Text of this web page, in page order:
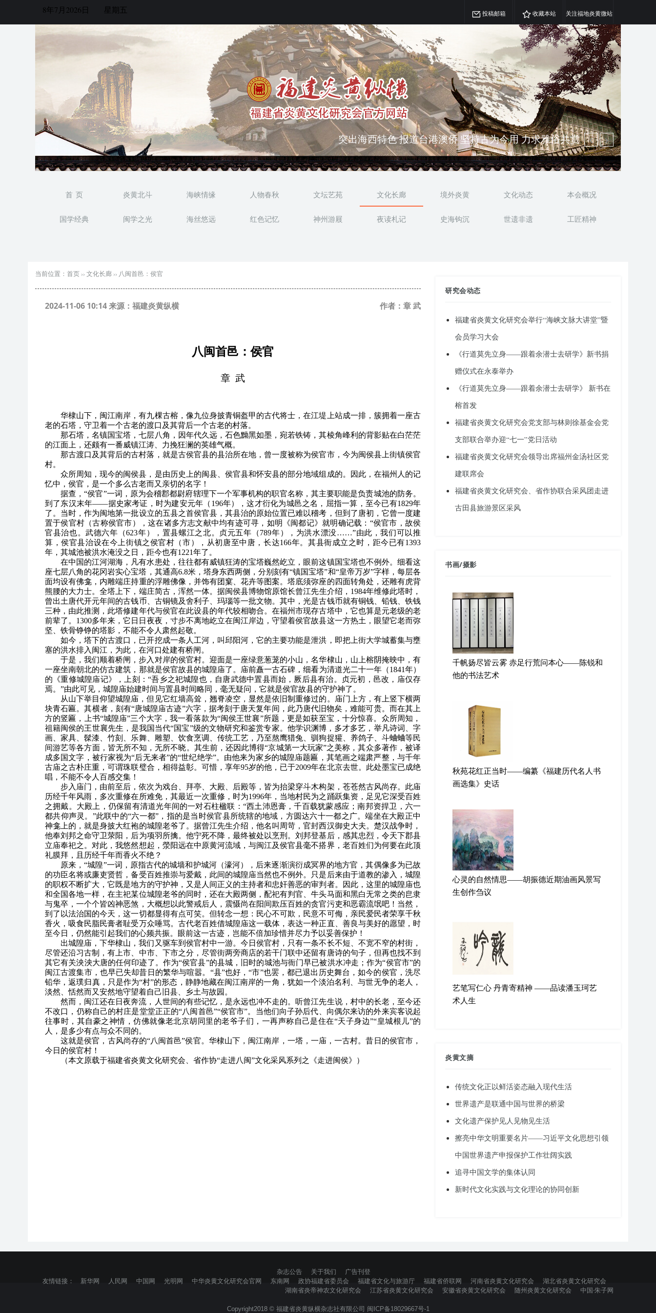
8年7月2026日 星期五 投稿邮箱 收藏本站 关注福地炎黄微站
突出海西特色 报道台港澳侨 坚持古为今用 力求雅俗共赏
弘扬优秀文化 振奋民族精神 介绍民族瑰宝 宣传中华精英
首 页 炎黄北斗 海峡情缘 人物春秋 文坛艺苑 文化长廊 境外炎黄 文化动态 本会概况
国学经典 闽学之光 海丝悠远 红色记忆 神州游屐 夜读札记 史海钩沉 世遗非遗 工匠精神
当前位置： 首页 ›› 文化长廊 ›› 八闽首邑：侯官
2024-11-06 10:14 来源：福建炎黄纵横 作者：章 武
八闽首邑：侯官
章 武
华棣山下，闽江南岸，有九棵古榕，像九位身披青铜盔甲的古代将士，在江堤上站成一排，簇拥着一座古
老的石塔，守卫着一个古老的渡口及其背后一个古老的村落。
那石塔，名镇国宝塔，七层八角，因年代久远，石色黝黑如墨，宛若铁铸，其棱角峰利的背影贴在白茫茫
的江面上，还颇有一番威镇江涛、力挽狂澜的英雄气概。
那古渡口及其背后的古村落，就是古侯官县的县治所在地，曾一度被称为侯官市，今为闽侯县上街镇侯官
村。
众所周知，现今的闽侯县，是由历史上的闽县、侯官县和怀安县的部分地域组成的。因此，在福州人的记
忆中，侯官，是一个多么古老而又亲切的名字！
据查，“侯官”一词，原为会稽郡都尉府辖理下一个军事机构的职官名称，其主要职能是负责城池的防务。
到了东汉末年——据史家考证，时为建安元年（196年），这才衍化为城邑之名，屈指一算，至今已有1829年
了。当时，作为闽地第一批设立的五县之首侯官县，其县治的原始位置已难以稽考，但到了唐初，它曾一度建
置于侯官村（古称侯官市），这在诸多方志文献中均有迹可寻，如明《闽都记》就明确记载：“侯官市，故侯
官县治也。武德六年（623年），置县螺江之北。贞元五年（789年），为洪水漂没……”由此，我们可以推
算，侯官县治设在今上街镇之侯官村（市），从初唐至中唐，长达166年。其县衙成立之时，距今已有1393
年，其城池被洪水淹没之日，距今也有1221年了。
在中国的江河湖海，凡有水患处，往往都有威镇狂涛的宝塔巍然屹立，眼前这镇国宝塔也不例外。细看这
座七层八角的花冈岩实心宝塔，其通高6.8米，塔身东西两侧，分别刻有“镇国宝塔”和“皇帝万岁”字样，每层各
面均设有佛龛，内雕端庄持重的浮雕佛像，并饰有团窠、花卉等图案。塔底须弥座的四面转角处，还雕有虎背
熊腰的大力士。全塔上下，端庄简古，浑然一体。据闽侯县博物馆原馆长曾江先生介绍，1984年维修此塔时，
曾出土唐代开元年间的古钱币、古铜镜及舍利子、玛瑙等一批文物。其中，光是古钱币就有铜钱、铅钱、铁钱
三种，由此推测，此塔修建年代与侯官在此设县的年代较相吻合。在福州市现存古塔中，它也算是元老级的老
前辈了。1300多年来，它日日夜夜，寸步不离地屹立在闽江岸边，守望着侯官故县这一方热土，眼望它老而弥
坚、铁骨铮铮的塔影，不能不令人肃然起敬。
如今，塔下的古渡口，已开挖成一条人工河，叫邱阳河，它的主要功能是泄洪，即把上街大学城蓄集与壅
塞的洪水排入闽江，为此，在河口处建有桥闸。
于是，我们顺着桥闸，步入对岸的侯官村。迎面是一座绿意葱茏的小山，名华棣山，山上榕阴掩映中，有
一座坐南朝北的仿古建筑，那就是侯官故县的城隍庙了。庙前矗一古石碑，细看为清道光二十一年（1841年）
的《重修城隍庙记》，上刻：“吾乡之祀城隍也，自唐武德中置县而始，厥后县有治。贞元初，邑改，庙仅存
焉。”由此可见，城隍庙始建时间与置县时间略同，毫无疑问，它就是侯官故县的守护神了。
从山下举目仰望城隍庙，但见它红墙高耸，翘脊凌空，显然是依旧制重修过的。庙门上方，有上竖下横两
块青石匾。其横者，刻有“唐城隍庙古迹”六字，据考刻于唐天复年间，此乃唐代旧物矣，难能可贵。而在其上
方的竖匾，上书“城隍庙”三个大字，我一看落款为“闽侯王世襄”所题，更是如获至宝，十分惊喜。众所周知，
祖籍闽侯的王世襄先生，是我国当代“国宝”级的文物研究和鉴赏专家。他学识渊博，多才多艺，举凡诗词、字
画、家具、髹漆、竹刻、乐舞、雕塑、饮食烹调、传统工艺，乃至熬鹰猎兔、驯狗捉獾、养鸽子、斗蛐蛐等民
间游艺等各方面，皆无所不知，无所不晓。其生前，还因此博得“京城第一大玩家”之美称，其众多著作，被译
成多国文字，被行家视为“后无来者”的“世纪绝学”。由他来为家乡的城隍庙题匾，其笔画之端肃严整，与千年
古庙之古朴庄重，可谓珠联璧合，相得益彰。可惜，享年95岁的他，已于2009年在北京去世。此处墨宝已成绝
唱，不能不令人百感交集！
步入庙门，由前至后，依次为戏台、拜亭、大殿、后殿等，皆为抬梁穿斗木构架，苍苍然古风尚存。此庙
历经千年风雨，多次重修在所难免，其最近一次重修，时为1996年，当地村民为之踊跃集资，足见它深受百姓
之拥戴。大殿上，仍保留有清道光年间的一对石柱楹联：“西土沛恩膏，千百载犹蒙感应；南邦资捍卫，六一
都共仰声灵。”此联中的“六一都”，指的是当时侯官县所统辖的地域，方圆达六十一都之广。端坐在大殿正中
神龛上的，就是身披大红袍的城隍老爷了。据曾江先生介绍，他名叫周苛，官封西汉御史大夫。楚汉战争时，
他奉刘邦之命守卫荥阳，后为项羽所擒。他宁死不降，最终被处以烹刑。刘邦登基后，感其忠烈，令天下郡县
立庙奉祀之。对此，我悠然想起，滎阳远在中原黄河流域，与闽江及侯官县毫不搭界，老百姓们为何要在此顶
礼膜拜，且历经千年而香火不绝？
原来，“城隍”一词，原指古代的城墙和护城河（濠河），后来逐渐演衍成冥界的地方官，其偶像多为已故
的功臣名将或廉吏贤哲，备受百姓推崇与爱戴，此间的城隍庙当然也不例外。只是后来由于道教的渗入，城隍
的职权不断扩大，它既是地方的守护神，又是人间正义的主持者和忠奸善恶的审判者。因此，这里的城隍庙也
和全国各地一样，在主祀某位城隍老爷的同时，还在大殿两侧，配祀有判官、牛头马面和黑白无常之类的皀隶
与鬼卒，一个个皆凶神恶煞，大概想以此警戒后人，震慑尚在阳间欺压百姓的贪官污吏和恶霸流氓吧！当然，
到了以法治国的今天，这一切都显得有点可笑。但转念一想：民心不可欺，民意不可侮，亲民爱民者荣享千秋
香火，吸食民脂民膏者耻受万众唾骂。古代老百姓借城隍庙这一载体，表达一种正直、善良与美好的愿望，时
至今日，仍然能引起我们的心频共振。眼前这一古迹，岂能不倍加珍惜并尽力予以妥善保护！
出城隍庙，下华棣山，我们又驱车到侯官村中一游。今日侯官村，只有一条不长不短、不宽不窄的村街，
尽管还沿习古制，有上市、中市、下市之分，尽管街两旁商店的若干门联中还留有唐诗的句子，但再也找不到
其它有关泱泱大唐的任何印迹了。作为“侯官县”的县城，旧时的城池与衙门早已被洪水冲走；作为“侯官市”的
闽江古渡集市，也早已失却昔日的繁华与喧嚣。“县”也好，“市”也罢，都已退出历史舞台，如今的侯官，洗尽
铅华，返璞归真，只是作为“村”的形态，静静地藏在闽江南岸的一角，犹如一个淡泊名利、与世无争的老人，
淡然、恬然而又安然地守望着自己旧县、乡土与故园。
然而，闽江还在日夜奔流，人世间的有些记忆，是永远也冲不走的。听曾江先生说，村中的长老，至今还
不改口，仍称自己的村庄是堂堂正正的“八闽首邑”“侯官市”。当他们向子孙后代、向偶尔来访的外来宾客说起
往事时，其自豪之神情，仿佛就像老北京胡同里的老爷子们，一再声称自己是住在“天子身边”“皇城根儿”的
人，是多少有点与众不同的。
这就是侯官，古风尚存的“八闽首邑”侯官。华棣山下，闽江南岸，一塔，一庙，一古村。昔日的侯官市，
今日的侯官村！
（本文原载于福建省炎黄文化研究会、省作协“走进八闽”文化采风系列之 《走进闽侯》）
研究会动态
福建省炎黄文化研究会举行“海峡文脉大讲堂”暨
会员学习大会
《行道莫先立身——跟着余潜士去研学》新书捐
赠仪式在永泰举办
《行道莫先立身——跟着余潜士去研学》 新书在
榕首发
福建省炎黄文化研究会党支部与林则徐基金会党
支部联合举办迎“七一”党日活动
福建省炎黄文化研究会领导出席福州金汤社区党
建联席会
福建省炎黄文化研究会、省作协联合采风团走进
古田县旅游景区采风
书画/摄影
千帆扬尽皆云雾 赤足行荒问本心——陈锐和
他的书法艺术
秋苑花红正当时——编纂《福建历代名人书
画选集》史话
心灵的自然情思——胡振德近期油画风景写
生创作刍议
艺笔写仁心 丹青寄精神 ——品读潘玉珂艺
术人生
炎黄文摘
传统文化正以鲜活姿态融入现代生活
世界遗产是联通中国与世界的桥梁
文化遗产保护见人见物见生活
擦亮中华文明重要名片——习近平文化思想引领
中国世界遗产申报保护工作壮阔实践
追寻中国文学的集体认同
新时代文化实践与文化理论的协同创新
杂志公告 关于我们
广告刊登
友情链接：
新华网 人民网 中国网 光明网 中华炎黄文化研究会官网 东南网 政协福建省委员会 福建省文化与旅游厅 福建省侨联网 河南省炎黄文化研究会
湖北省炎黄文化研究会
湖南省炎帝神农文化研究会
江苏省炎黄文化研究会 安徽省炎黄文化研究会 随州炎黄文化研究会 中国·朱子网
Copyright2018 © 福建省炎黄纵横杂志社有限公司 闽ICP备18029667号-1